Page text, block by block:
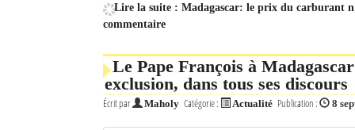
Lire la suite : Madagascar: le prix du carburant
commentaire
Le Pape François à
exclusion, dans tous ses discours
Écrit par Maholy Catégorie : Actualité Publication : 8